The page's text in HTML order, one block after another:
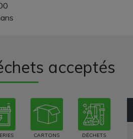
acceptés
CARTONS
DÉCHETS